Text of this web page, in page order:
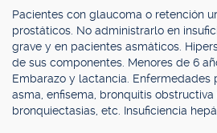
Pacientes con glaucoma o retención
prostáticos. No administrarlo en
grave y en pacientes asmáticos.
de sus componentes. Menores de 6
Embarazo y lactancia. Enfermedades
asma, enfisema, bronquitis obstructiva
bronquiectasias, etc. Insuficiencia